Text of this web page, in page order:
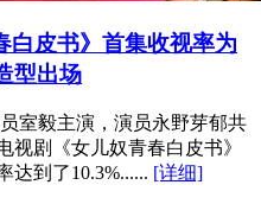
白皮书》首集收视率为
型出场
毅主演，演员永野芽郁共
视剧《女儿奴青春白皮书》
达到了10.3%...... [详细]